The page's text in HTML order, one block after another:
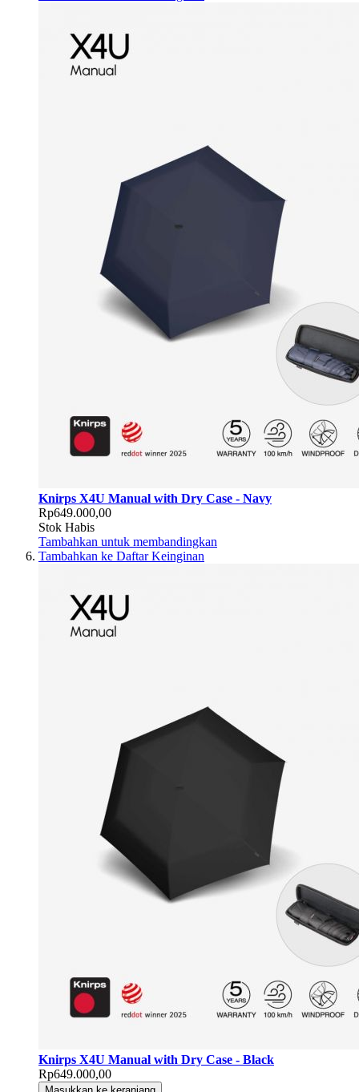
Knirps X4U Manual with Dry Case - Navy
Rp649.000,00
Stok Habis
Tambahkan untuk membandingkan
Tambahkan ke Daftar Keinginan
Knirps X4U Manual with Dry Case - Black
Rp649.000,00